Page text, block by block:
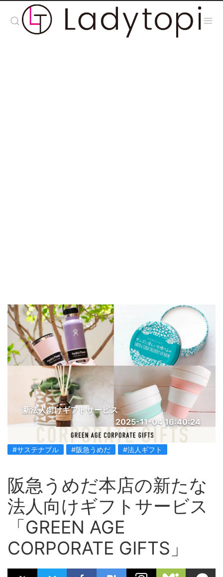
新法人向けギフトサービス
2025-11-04 16:40:24
#サステナブル #阪急うめだ #法人ギフト
阪急うめだ本店の新たな
法人向けギフトサービス
「GREEN AGE
CORPORATE GIFTS」